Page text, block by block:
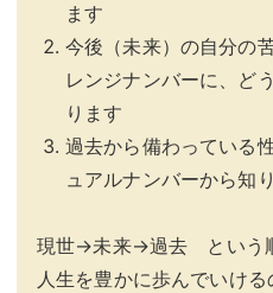
ます
今後（未来）の自分の
レンジナンバーに、ど
ります
過去から備わっている
ュアルナンバーから知り
現世→未来→過去 という
人生を豊かに歩んでいけ